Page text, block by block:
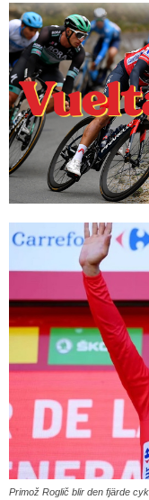
Primož Roglič blir den fjärde